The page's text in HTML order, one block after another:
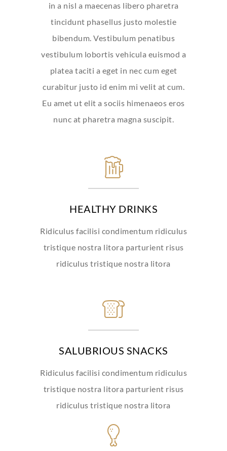
in a nisl a maecenas libero pharetra
tincidunt phasellus justo molestie
bibendum. Vestibulum penatibus
vestibulum lobortis vehicula euismod a
platea taciti a eget in nec cum eget
curabitur justo id enim mi velit at cum.
Eu amet ut elit a sociis himenaeos eros
nunc at pharetra magna suscipit.
HEALTHY DRINKS
Ridiculus facilisi condimentum ridiculus
tristique nostra litora parturient risus
ridiculus tristique nostra litora
SALUBRIOUS SNACKS
Ridiculus facilisi condimentum ridiculus
tristique nostra litora parturient risus
ridiculus tristique nostra litora